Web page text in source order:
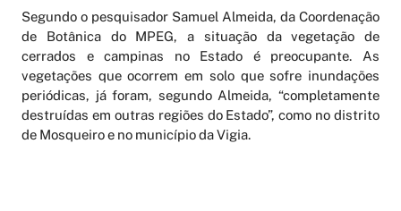
Segundo o pesquisador Samuel Almeida, da Coordenação
de Botânica do MPEG, a situação da vegetação de
cerrados e campinas no Estado é preocupante. As
vegetações que ocorrem em solo que sofre inundações
periódicas, já foram, segundo Almeida, “completamente
destruídas em outras regiões do Estado”, como no distrito
de Mosqueiro e no município da Vigia.